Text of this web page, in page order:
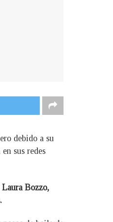
debido a su
sus redes
Laura Bozzo,